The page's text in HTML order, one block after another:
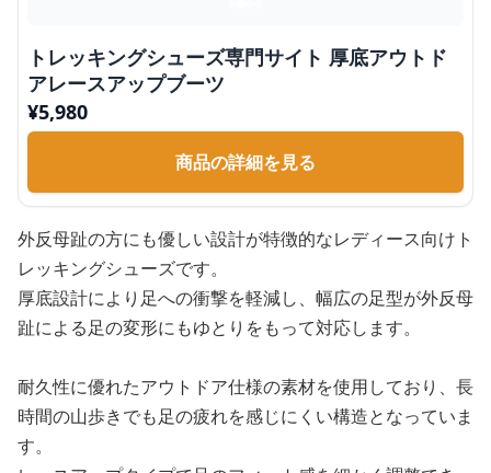
トレッキングシューズ専門サイト 厚底アウトド
アレースアップブーツ
¥5,980
商品の詳細を見る
外反母趾の方にも優しい設計が特徴的なレディース向けト
レッキングシューズです。
厚底設計により足への衝撃を軽減し、幅広の足型が外反母
趾による足の変形にもゆとりをもって対応します。
耐久性に優れたアウトドア仕様の素材を使用しており、長
時間の山歩きでも足の疲れを感じにくい構造となっていま
す。